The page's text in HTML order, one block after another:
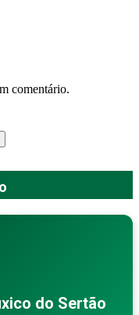
comentário.
do Sertão